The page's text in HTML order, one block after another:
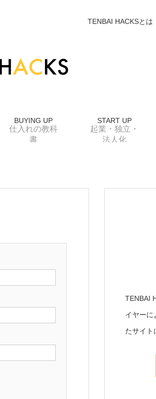
BUYING UP
仕入れの教科
書
START UP
起業・独立・
法人化
TENBAI HACKSとは
TENBAI
イヤーに
たサイト